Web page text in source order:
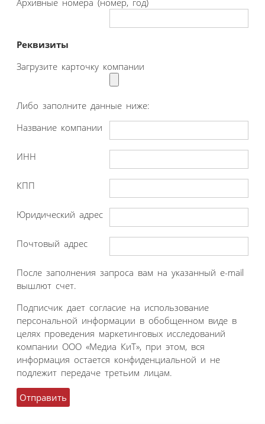
Реквизиты
Загрузите карточку компании
Либо заполните данные ниже:
Название компании
ИНН
КПП
Юридический адрес
Почтовый адрес
После заполнения запроса вам на указанный e-mail
вышлют счет.
Подписчик дает согласие на использование
персональной информации в обобщенном виде в
целях проведения маркетинговых исследований
компании ООО «Медиа КиТ», при этом, вся
информация остается конфиденциальной и не
подлежит передаче третьим лицам.